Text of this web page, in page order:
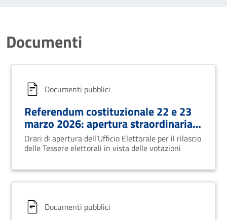
Documenti
Documenti pubblici
Referendum costituzionale 22 e 23
marzo 2026: apertura straordinaria
Ufficio Elettorale per rilascio Tessere
elettorali
Orari di apertura dell’Ufficio Elettorale per il rilascio
delle Tessere elettorali in vista delle votazioni
Documenti pubblici